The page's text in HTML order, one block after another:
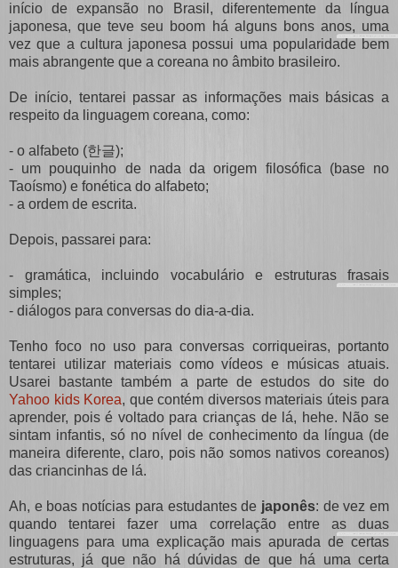
início de expansão no Brasil, diferentemente da língua
japonesa, que teve seu boom há alguns bons anos, uma
vez que a cultura japonesa possui uma popularidade bem
mais abrangente que a coreana no âmbito brasileiro.
De início, tentarei passar as informações mais básicas a
respeito da linguagem coreana, como:
- o alfabeto (한글);
- um pouquinho de nada da origem filosófica (base no
Taoísmo) e fonética do alfabeto;
- a ordem de escrita.
Depois, passarei para:
- gramática, incluindo vocabulário e estruturas frasais
simples;
- diálogos para conversas do dia-a-dia.
Tenho foco no uso para conversas corriqueiras, portanto
tentarei utilizar materiais como vídeos e músicas atuais.
Usarei bastante também a parte de estudos do site do
Yahoo kids Korea, que contém diversos materiais úteis para
aprender, pois é voltado para crianças de lá, hehe. Não se
sintam infantis, só no nível de conhecimento da língua (de
maneira diferente, claro, pois não somos nativos coreanos)
das criancinhas de lá.
Ah, e boas notícias para estudantes de japonês: de vez em
quando tentarei fazer uma correlação entre as duas
linguagens para uma explicação mais apurada de certas
estruturas, já que não há dúvidas de que há uma certa